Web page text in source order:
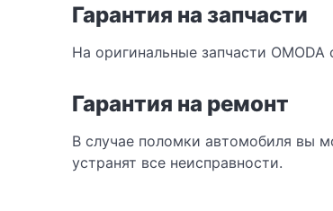
Гарантия на запчасти
На оригинальные запчасти
Гарантия на ремонт
В случае поломки автомобиля вы
устранят все неисправности.